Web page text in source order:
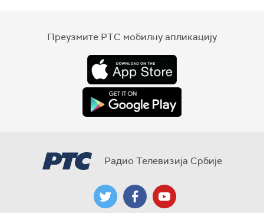
Преузмите РТС мобилну апликацију
Радио Телевизија Србије